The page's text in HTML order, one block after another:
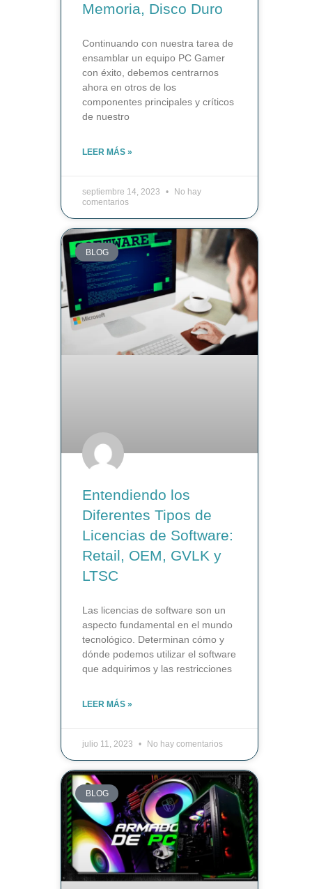
Memoria, Disco Duro
Continuando con nuestra tarea de
ensamblar un equipo PC Gamer
con éxito, debemos centrarnos
ahora en otros de los
componentes principales y críticos
de nuestro
LEER MÁS »
septiembre 14, 2023
No hay
comentarios
BLOG
Entendiendo los
Diferentes Tipos de
Licencias de Software:
Retail, OEM, GVLK y
LTSC
Las licencias de software son un
aspecto fundamental en el mundo
tecnológico. Determinan cómo y
dónde podemos utilizar el software
que adquirimos y las restricciones
LEER MÁS »
julio 11, 2023 No hay comentarios
BLOG